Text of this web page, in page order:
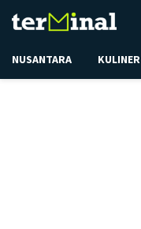
NUSANTARA KULINER